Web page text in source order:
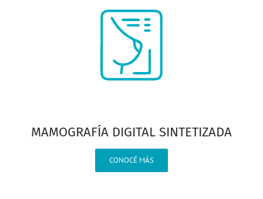
MAMOGRAFÍA DIGITAL SINTETIZADA
CONOCÉ MÁS